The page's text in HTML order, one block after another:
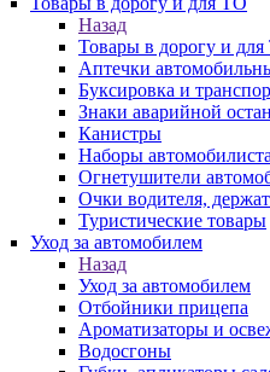
Назад
Товары в дорогу и
Аптечки
Буксировка и
Знаки аварийной
Канистры
Наборы
Огнетушители
Очки водителя,
Туристические товары
Уход за автомобилем
Назад
Уход за автомобилем
Отбойники прицепа
Ароматизаторы и
Водосгоны